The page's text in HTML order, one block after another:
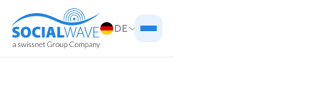
DE